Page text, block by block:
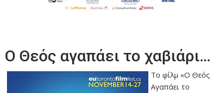
Ο Θεός αγαπάει το χαβιάρι…
Το φίλμ «Ο Θεός
Αγαπάει το